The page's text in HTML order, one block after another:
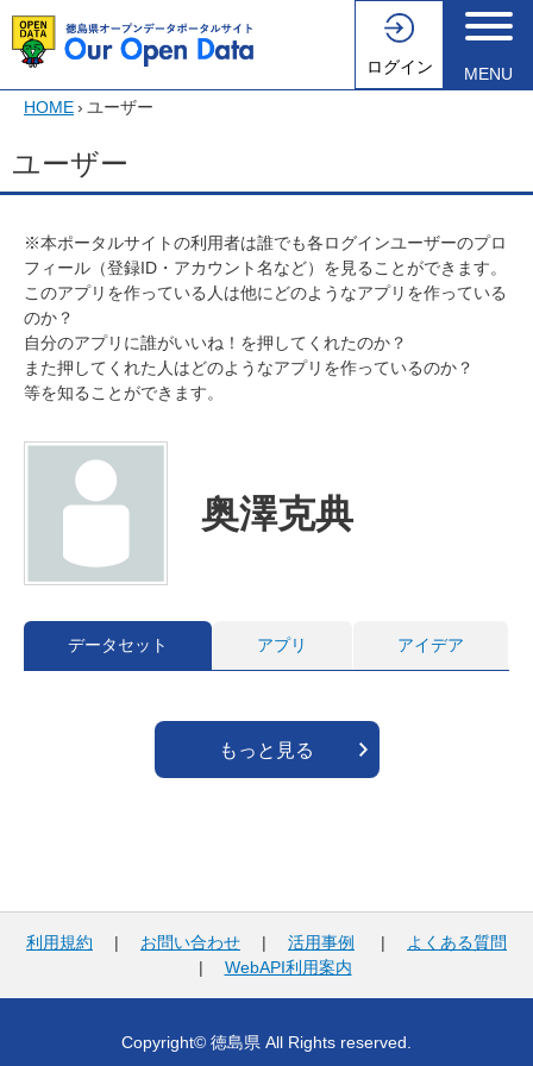
ログイン
MENU
HOME› ユーザー
ユーザー
※本ポータルサイトの利用者は誰でも各ログインユーザーのプロ
フィール（登録ID・アカウント名など）を見ることができます。
このアプリを作っている人は他にどのようなアプリを作っている
のか？
自分のアプリに誰がいいね！を押してくれたのか？
また押してくれた人はどのようなアプリを作っているのか？
等を知ることができます。
奥澤克典
データセット アプリ アイデア
もっと見る
利用規約 | お問い合わせ | 活用事例 |
よくある質問
| WebAPI利用案内
Copyright© 徳島県 All Rights reserved.